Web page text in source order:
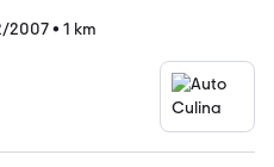
2007• 1 km